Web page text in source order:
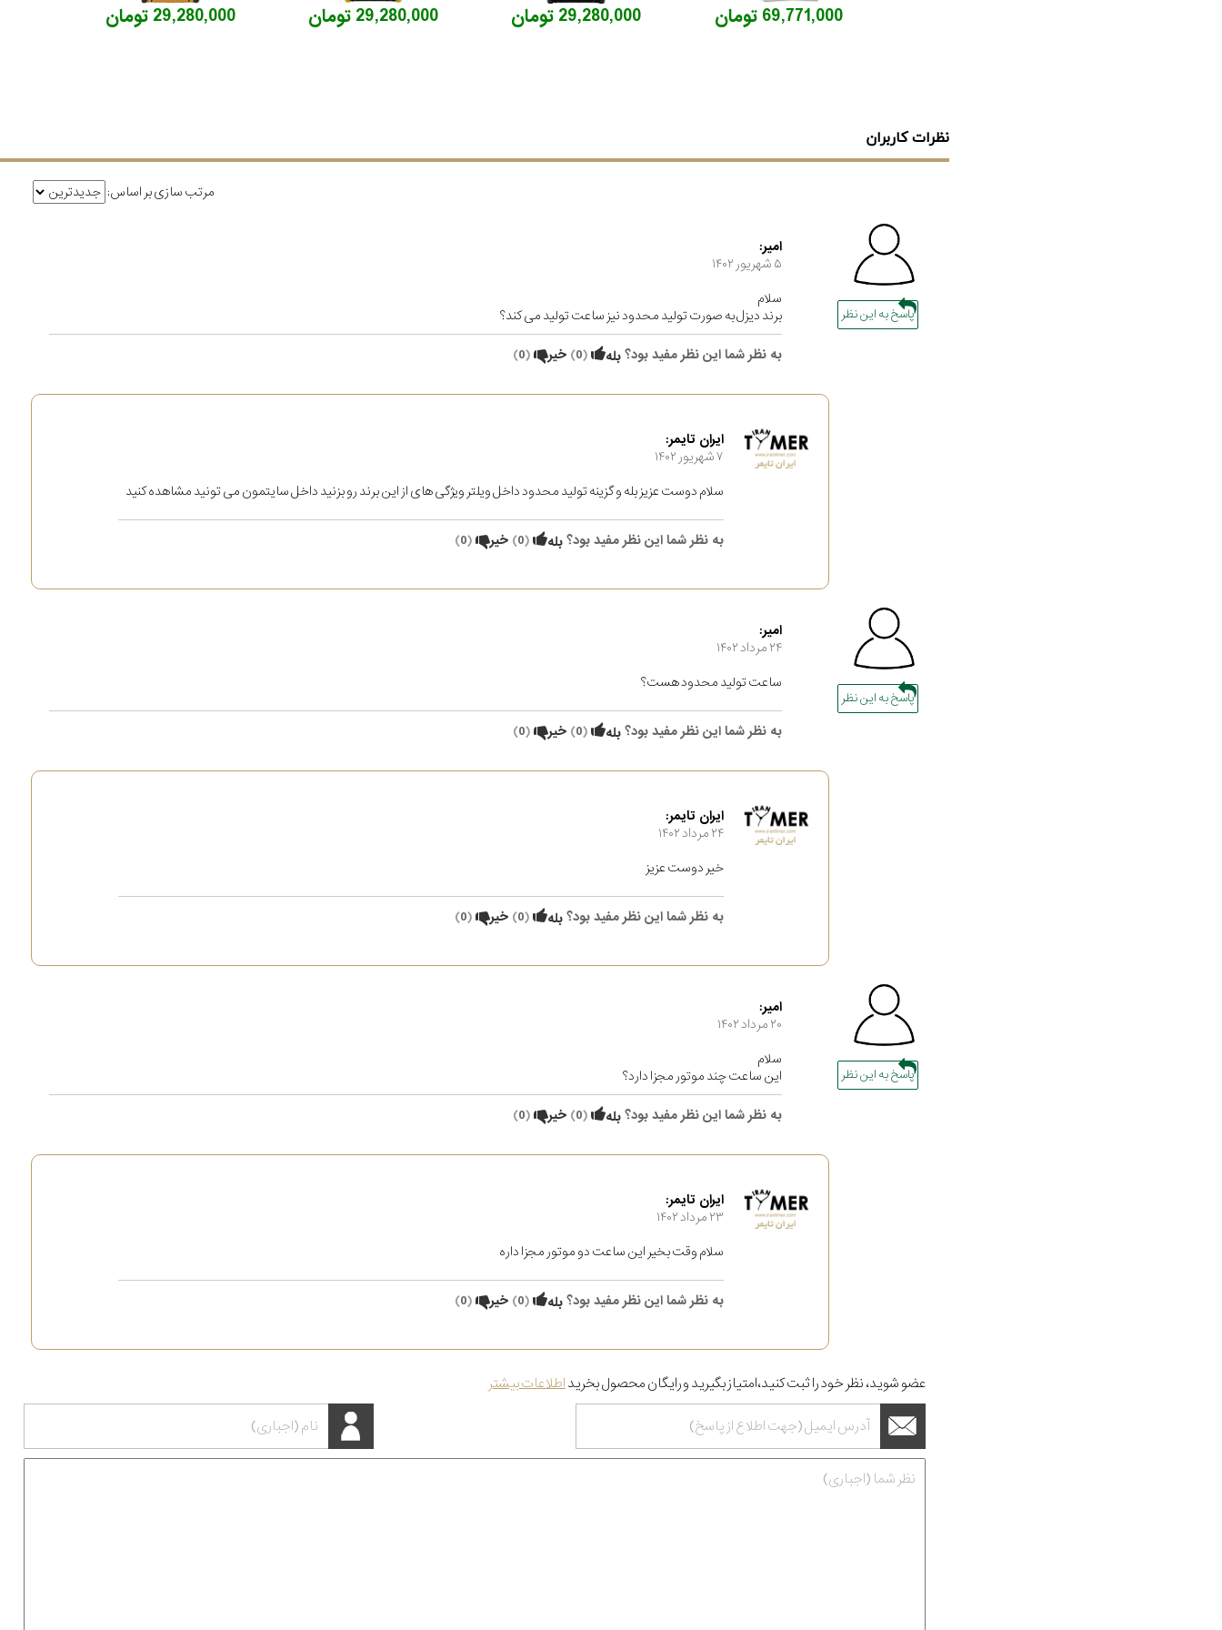
29,280,000 تومان 29,280,000 تومان 29,280,000 تومان 69,771,000 تومان
نظرات کاربران
مرتب سازی بر اساس:
پاسخ به این نظر
امیر:
۵ شهریور ۱۴۰۲
سلام
برند دیزل به صورت تولید محدود نیز ساعت تولید می کند؟
به نظر شما این نظر مفید بود؟بله (
0
) خیر (
0
)
ایران تایمر:
۷ شهریور ۱۴۰۲
سلام دوست عزیز بله و گزینه تولید محدود داخل ویلتر ویژگی های از این برند رو بزنید داخل سایتمون می تونید مشاهده کنید
به نظر شما این نظر مفید بود؟بله (
0
) خیر (
0
)
پاسخ به این نظر
امیر:
۲۴ مرداد ۱۴۰۲
ساعت تولید محدود هست؟
به نظر شما این نظر مفید بود؟بله (
0
) خیر (
0
)
ایران تایمر:
۲۴ مرداد ۱۴۰۲
خیر دوست عزیز
به نظر شما این نظر مفید بود؟بله (
0
) خیر (
0
)
پاسخ به این نظر
امیر:
۲۰ مرداد ۱۴۰۲
سلام
این ساعت چند موتور مجزا دارد؟
به نظر شما این نظر مفید بود؟بله (
0
) خیر (
0
)
ایران تایمر:
۲۳ مرداد ۱۴۰۲
سلام وقت بخیر این ساعت دو موتور مجزا داره
به نظر شما این نظر مفید بود؟بله (
0
) خیر (
0
)
عضو شوید، نظر خود را ثبت کنید،امتیاز بگیرید و رایگان محصول بخریداطلاعات بیشتر